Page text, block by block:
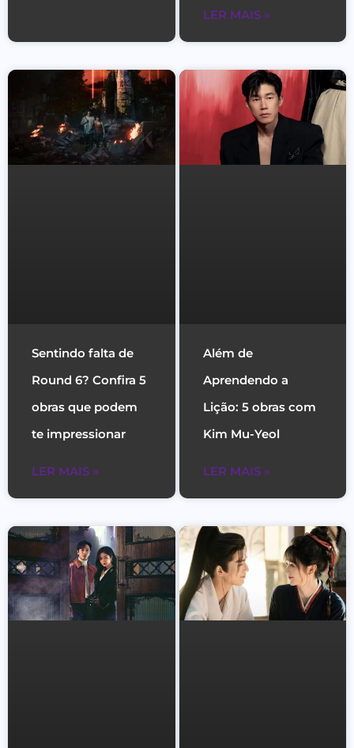
LER MAIS »
Sentindo falta de
Round 6? Confira 5
obras que podem
te impressionar
LER MAIS »
Além de
Aprendendo a
Lição: 5 obras com
Kim Mu-Yeol
LER MAIS »